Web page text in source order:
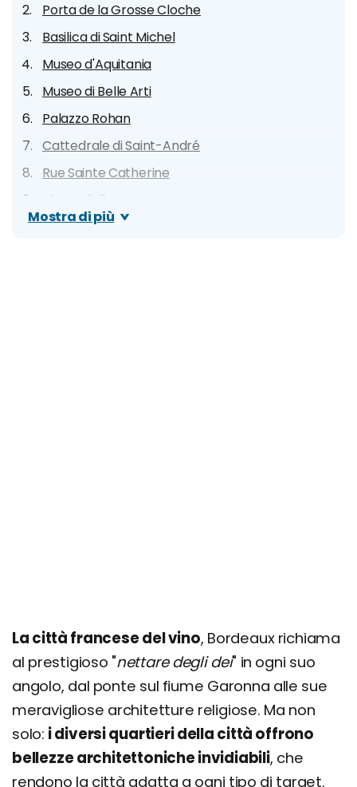
Porta de la Grosse Cloche
Basilica di Saint Michel
Museo d'Aquitania
Museo di Belle Arti
Palazzo Rohan
Cattedrale di Saint-André
Rue Sainte Catherine
Piazza della Borsa
Jardin Public
Mostra di più
La città francese del vino, Bordeaux richiama
al prestigioso "nettare degli dei" in ogni suo
angolo, dal ponte sul fiume Garonna alle sue
meravigliose architetture religiose. Ma non
solo: i diversi quartieri della città offrono
bellezze architettoniche invidiabili, che
rendono la città adatta a ogni tipo di target.